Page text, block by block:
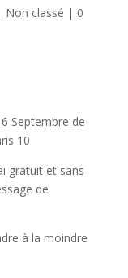
Non classé | 0
Septembre de
10
gratuit et sans
de
à la moindre